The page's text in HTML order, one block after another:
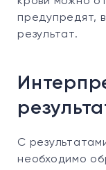
предупредят,
результат.
С
необходимо